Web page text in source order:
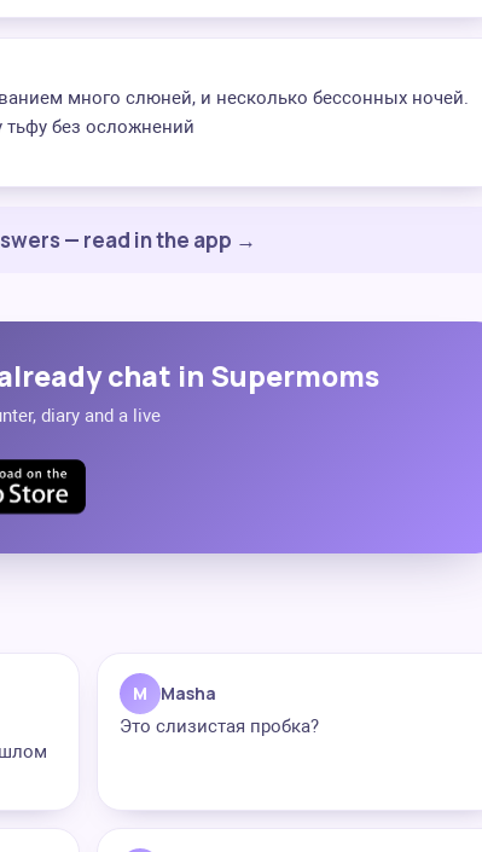
много слюней, и несколько бессонных ночей.
без осложнений
— read in the app →
chat in Supermoms
diary and a live
M Masha
Это слизистая пробка?